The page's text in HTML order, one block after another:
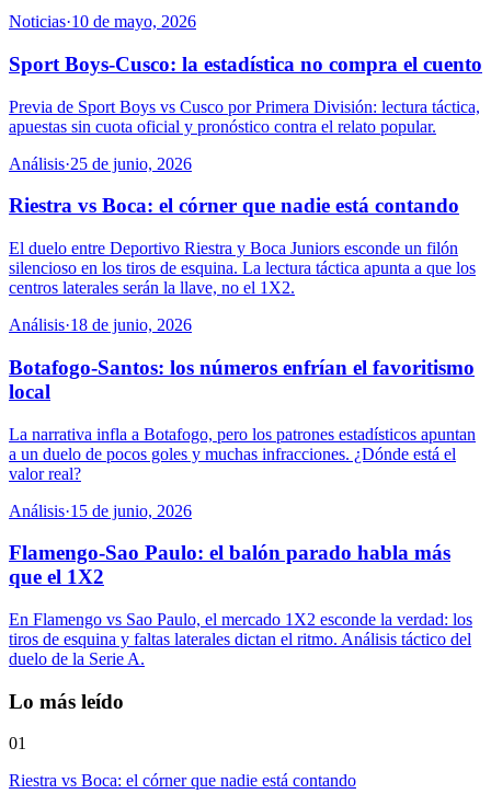
Noticias·10 de mayo, 2026
Sport Boys-Cusco: la estadística no compra el cuento
Previa de Sport Boys vs Cusco por Primera División: lectura táctica,
apuestas sin cuota oficial y pronóstico contra el relato popular.
Análisis·25 de junio, 2026
Riestra vs Boca: el córner que nadie está contando
El duelo entre Deportivo Riestra y Boca Juniors esconde un filón
silencioso en los tiros de esquina. La lectura táctica apunta a que los
centros laterales serán la llave, no el 1X2.
Análisis·18 de junio, 2026
Botafogo-Santos: los números enfrían el favoritismo
local
La narrativa infla a Botafogo, pero los patrones estadísticos apuntan
a un duelo de pocos goles y muchas infracciones. ¿Dónde está el
valor real?
Análisis·15 de junio, 2026
Flamengo-Sao Paulo: el balón parado habla más
que el 1X2
En Flamengo vs Sao Paulo, el mercado 1X2 esconde la verdad: los
tiros de esquina y faltas laterales dictan el ritmo. Análisis táctico del
duelo de la Serie A.
Lo más leído
01
Riestra vs Boca: el córner que nadie está contando